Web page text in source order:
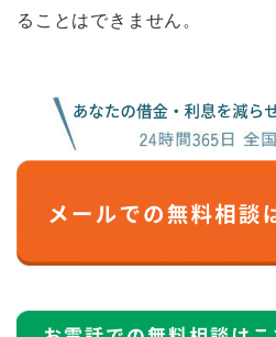
ることはできません。